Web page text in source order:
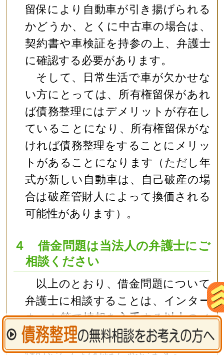
留保により自動車が引き揚げられる
かどうか、とくに中古車の場合は、
契約書や車検証を持参の上、弁護士
に確認する必要があります。
そして、日常生活で車が欠かせな
い方にとっては、所有権留保があれ
ば債務整理にはデメリットが存在し
ていることになり、所有権留保がな
ければ債務整理をすることにメリッ
トがあることになります（ただし年
式が新しい自動車は、自己破産の場
合は破産管財人によって換価される
可能性があります）。
４ 借金問題は当法人の弁護士にご
相談ください
以上のとおり、借金問題について
弁護士に相談することは、インター
ネット等で情報を入手する以上のメ
リットが存在しますので、積極的に
検討いただければと思います。